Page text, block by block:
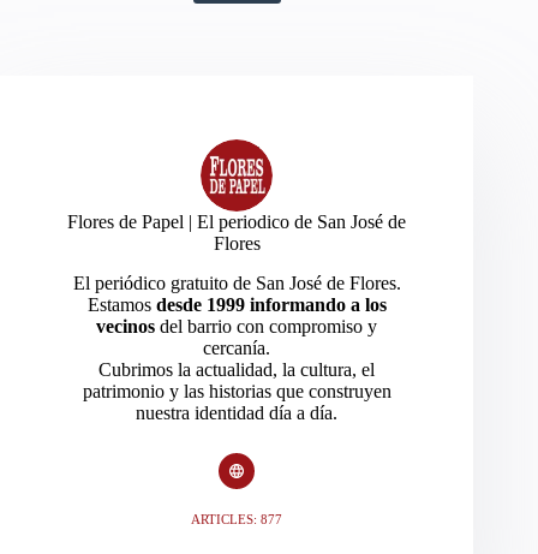
Flores de Papel | El periodico de San José de
Flores
El periódico gratuito de San José de Flores.
Estamos desde 1999 informando a los
vecinos del barrio con compromiso y
cercanía.
Cubrimos la actualidad, la cultura, el
patrimonio y las historias que construyen
nuestra identidad día a día.
ARTICLES: 877